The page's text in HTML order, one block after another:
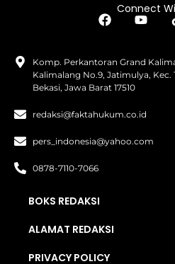
Connect
Komp. Perkantoran Grand
Kalimalang No.9, Jatimulya, Kec.
Bekasi, Jawa Barat 17510
redaksi@faktahukum.co.id
pers_indonesia@yahoo.com
0878-7110-7066
BOKS REDAKSI
ALAMAT REDAKSI
PRIVACY POLICY